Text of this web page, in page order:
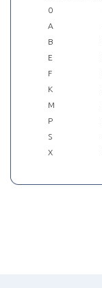
0
A
B
E
F
K
M
P
S
X